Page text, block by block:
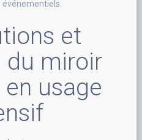
et
du miroir
usage